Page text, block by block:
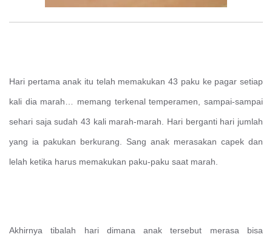
Hari pertama anak itu telah memakukan 43 paku ke pagar setiap
kali dia marah… memang terkenal temperamen, sampai-sampai
sehari saja sudah 43 kali marah-marah. Hari berganti hari jumlah
yang ia pakukan berkurang. Sang anak merasakan capek dan
lelah ketika harus memakukan paku-paku saat marah.
Akhirnya tibalah hari dimana anak tersebut merasa bisa